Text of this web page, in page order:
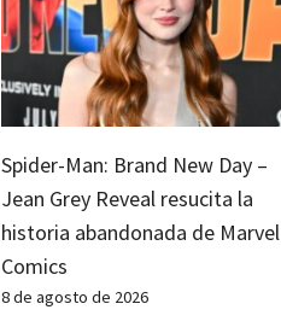
Spider-Man: Brand New Day –
Jean Grey Reveal resucita la
historia abandonada de Marvel
Comics
8 de agosto de 2026